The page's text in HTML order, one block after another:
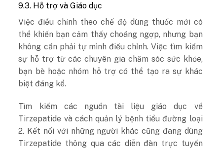
9.3. Hỗ trợ và Giáo dục
Việc điều chỉnh theo chế độ dùng thuốc mới có
thể khiến bạn cảm thấy choáng ngợp, nhưng bạn
không cần phải tự mình điều chỉnh. Việc tìm kiếm
sự hỗ trợ từ các chuyên gia chăm sóc sức khỏe,
bạn bè hoặc nhóm hỗ trợ có thể tạo ra sự khác
biệt đáng kể.
Tìm kiếm các nguồn tài liệu giáo dục về
Tirzepatide và cách quản lý bệnh tiểu đường loại
2. Kết nối với những người khác cũng đang dùng
Tirzepatide thông qua các diễn đàn trực tuyến